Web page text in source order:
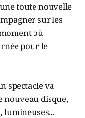
toute nouvelle
sur les
où
pour le
spectacle va
nouveau disque,
lumineuses...